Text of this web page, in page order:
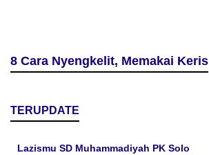
8 Cara Nyengkelit, Memakai Keris
TERUPDATE
Lazismu SD Muhammadiyah PK Solo